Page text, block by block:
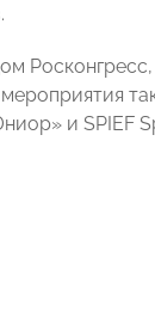
Росконгресс,
и SPIEF